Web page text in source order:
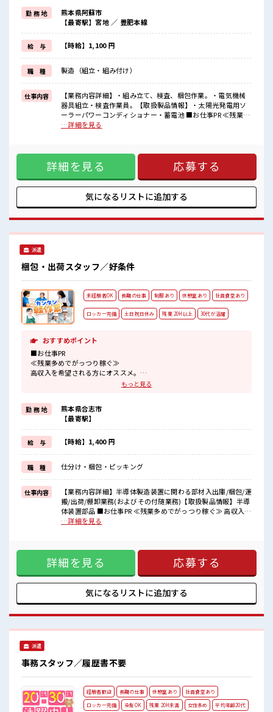
週末は家族や友人と一緒にプライベート満喫！
≪ラクラク制服アリ≫
制服があるので、
毎日の服装の悩み解消♪
≪未経験でも活躍できる≫
新しいことにチャレンジするのは不安だけど、
しっかり働く環境が整っています！
イチからスキルUP・ステップUP目指していきましょう！
≪収入アップを目指せる≫
高時給だらけの派遣のお仕事です！
■職場の雰囲気
休憩室で楽しくおしゃべり！
私物の置きすぎには注意が必要ですね★
残業がしっかりあるお仕事！
勤 務 地
熊本県阿蘇市
【最寄駅】宮地 ／ 豊肥本線
給 与 【時給】1,100 円
職 種 製造（組立・組み付け）
仕事内容
【業務内容詳細】・組み立て、検査、梱包作業。・電気機械
器具組立・検査作業員。【取扱製品情報】・太陽光発電用ソ
ーラーパワーコンディショナー・蓄電池 ■お仕事PR ≪残業で
稼げる≫ 高収入を希望される方にオススメ。 残業は月20時間
日の服装の悩み解消♪ ≪未経験でも活躍できる≫ 新しいこと
にチャレンジするのは不安だけど、 しっかり働く環境が整っ
ています！ イチからスキルUP・ステップUP目指していきま
しょう！ ≪収入アップを目指せる≫ 高時給だらけの派遣のお
仕事です！ ■職場の雰囲気 休憩室で楽しくおしゃべり！ スト
レス解消☆ 職場にはロッカー完備！ 私物の置きすぎには注意
…詳細を見る
詳細を見る 応募する
気になるリストに追加する
派遣
梱包・出荷スタッフ／好条件
未経験者OK 長期の仕事 制服あり 休憩室あり 社員食堂あり
ロッカー完備 土日祝日休み 残業 20H以上 30代が活躍
おすすめポイント
■お仕事PR
≪残業多めでがっつり稼ぐ≫
高収入を希望される方にオススメ。
残業は月20時間以上あります♪
週末は家族や友人と一緒にプライベート満喫！
≪動きやすい制服アリ≫
制服があるので、
毎日の服装の悩み解消♪
≪未経験OKの仕事≫
新しいことにチャレンジするのは不安だけど、
しっかり働く環境が整っています！
イチからスキルUP・ステップUP目指していきましょう！
≪収入アップを目指せる≫
高時給だらけの派遣のお仕事です！
■職場の雰囲気
休憩室で楽しくランチ♪
安心してお仕事に集中♪
残業が多めだからしっかり稼ぎたい方にもオススメ！
もっと見る
勤 務 地
熊本県合志市
【最寄駅】
給 与 【時給】1,400 円
職 種 仕分け・梱包・ピッキング
仕事内容
【業務内容詳細】半導体製造装置に関わる部材入出庫/梱包/運
搬/出荷/棚卸業務(およびその付随業務)【取扱製品情報】半導
体装置部品 ■お仕事PR ≪残業多めでがっつり稼ぐ≫ 高収入を
希望される方にオススメ。 残業は月20時間以上あります♪ ≪
解消♪ ≪未経験OKの仕事≫ 新しいことにチャレンジするの
は不安だけど、 しっかり働く環境が整っています！ イチから
スキルUP・ステップUP目指していきましょう！ ≪収入アッ
プを目指せる≫ 高時給だらけの派遣のお仕事です！ ■職場の
雰囲気 休憩室で楽しくランチ♪ 時間があれば昼寝もしちゃお
う！ ロッカーあり！ 安心してお仕事に集中♪ 残業が多めだか
…詳細を見る
詳細を見る 応募する
気になるリストに追加する
派遣
事務スタッフ／履歴書不要
経験者歓迎 長期の仕事 休憩室あり
社員食堂あり
ロッカー完備
染髪OK 残業 20H未満 女性多め 平均年齢20代